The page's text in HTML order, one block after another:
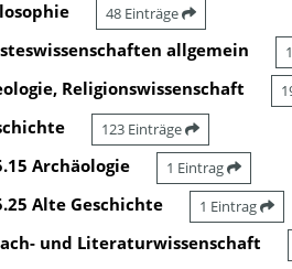
48 Einträge
allgemein
Religionswissenschaft
123 Einträge
Archäologie 1 Eintrag
Alte Geschichte 1 Eintrag
und Literaturwissenschaft